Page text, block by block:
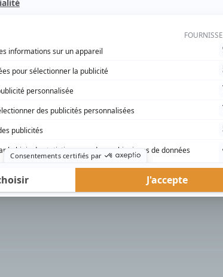
petit écran. Celui qu’on surnomme parfois «l’encyclopédie de
la télé québécoise. On peut l’entendre régulièrement